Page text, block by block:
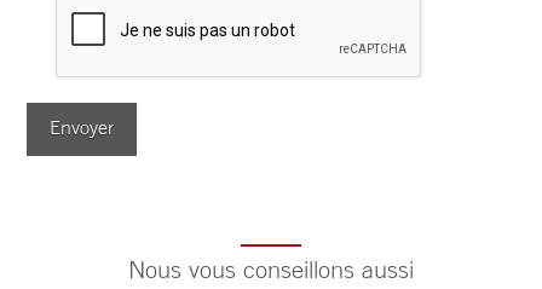
Envoyer
Nous vous conseillons aussi